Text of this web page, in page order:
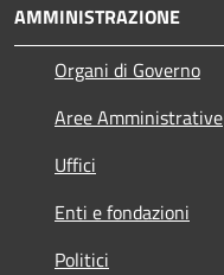
AMMINISTRAZIONE
Organi di Governo
Aree Amministrative
Uffici
Enti e fondazioni
Politici